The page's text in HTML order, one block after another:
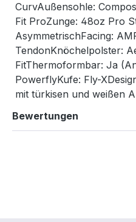
CurvAußensohle:
Fit ProZunge: 48oz Pro
AsymmetrischFacing:
TendonKnöchelpolster:
FitThermoformbar: Ja
PowerflyKufe: Fly-
mit türkisen und weißen
Bewertungen